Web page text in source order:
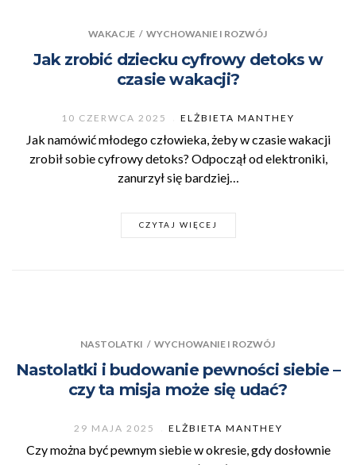
WAKACJE / WYCHOWANIE I ROZWÓJ
Jak zrobić dziecku cyfrowy detoks w
czasie wakacji?
10 CZERWCA 2025 ELŻBIETA MANTHEY
Jak namówić młodego człowieka, żeby w czasie wakacji
zrobił sobie cyfrowy detoks? Odpoczął od elektroniki,
zanurzył się bardziej…
CZYTAJ WIĘCEJ
NASTOLATKI / WYCHOWANIE I ROZWÓJ
Nastolatki i budowanie pewności siebie –
czy ta misja może się udać?
29 MAJA 2025 ELŻBIETA MANTHEY
Czy można być pewnym siebie w okresie, gdy dosłownie